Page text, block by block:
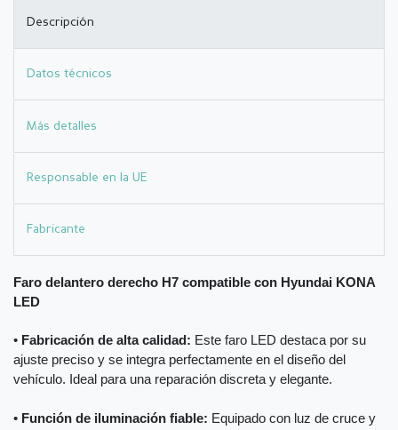
Descripción
Datos técnicos
Más detalles
Responsable en la UE
Fabricante
Faro delantero derecho H7 compatible con Hyundai KONA
LED
• Fabricación de alta calidad: Este faro LED destaca por su
ajuste preciso y se integra perfectamente en el diseño del
vehículo. Ideal para una reparación discreta y elegante.
• Función de iluminación fiable: Equipado con luz de cruce y